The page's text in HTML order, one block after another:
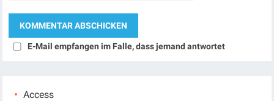
E-Mail empfangen im Falle, dass jemand antwortet
Access